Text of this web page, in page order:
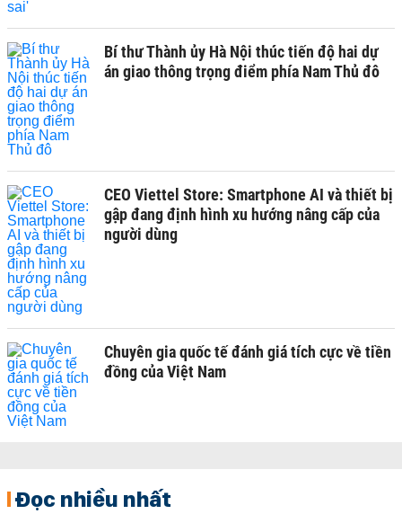
Bí thư Thành ủy Hà Nội thúc tiến độ hai dự
án giao thông trọng điểm phía Nam Thủ đô
CEO Viettel Store: Smartphone AI và thiết bị
gập đang định hình xu hướng nâng cấp của
người dùng
Chuyên gia quốc tế đánh giá tích cực về tiền
đồng của Việt Nam
Đọc nhiều nhất